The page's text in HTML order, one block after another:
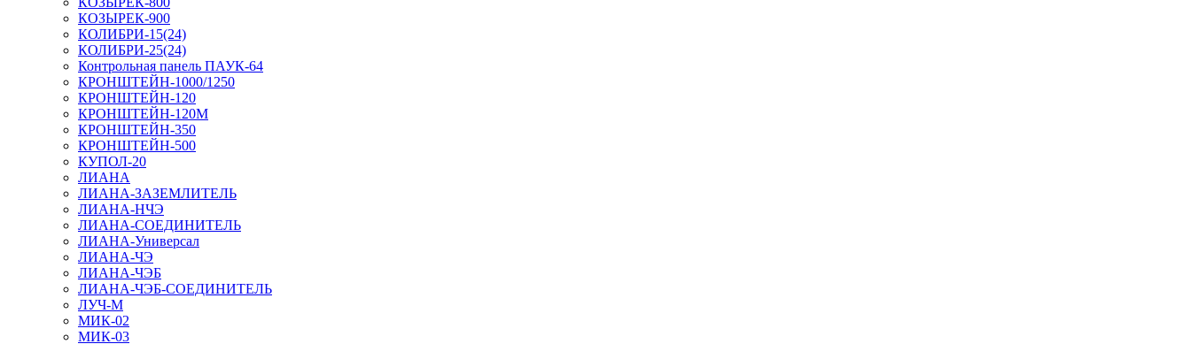
КОЗЫРЕК-900
КОЛИБРИ-15(24)
КОЛИБРИ-25(24)
Контрольная панель ПАУК-64
КРОНШТЕЙН-1000/1250
КРОНШТЕЙН-120
КРОНШТЕЙН-120М
КРОНШТЕЙН-350
КРОНШТЕЙН-500
КУПОЛ-20
ЛИАНА
ЛИАНА-ЗАЗЕМЛИТЕЛЬ
ЛИАНА-НЧЭ
ЛИАНА-СОЕДИНИТЕЛЬ
ЛИАНА-Универсал
ЛИАНА-ЧЭ
ЛИАНА-ЧЭБ
ЛИАНА-ЧЭБ-СОЕДИНИТЕЛЬ
ЛУЧ-М
МИК-02
МИК-03